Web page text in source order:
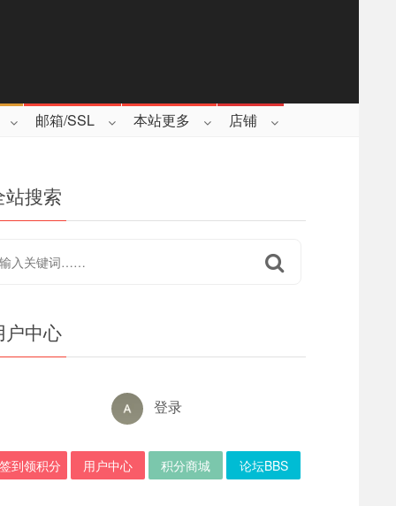
邮箱/SSL 本站更多 店铺
站搜索
户中心
登录
签到领积分 用户中心 积分商城 论坛BBS